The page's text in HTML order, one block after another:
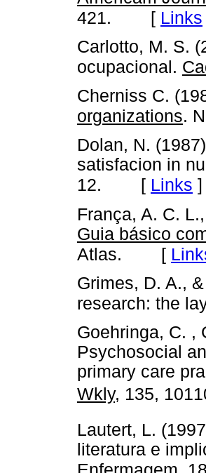
421. [ Links
Carlotto, M. S.
ocupacional.
Cherniss C.
organizations.
Dolan, N.
satisfacion in
12. [ Links ]
França, A. C.
Guia básico
Atlas. [
Grimes, D. A.,
research: the
Goehringa, C. ,
Psychosocial
primary care
Wkly, 135,
Lautert, L.
literatura e